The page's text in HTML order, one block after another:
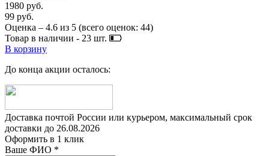
1980 руб.
99 руб.
Оценка – 4.6 из 5 (всего оценок: 44)
Товар в наличии - 23 шт.
В корзину
До конца акции осталось:
Доставка почтой России или курьером, максимальный срок
доставки до 26.08.2026
Оформить в 1 клик
Ваше ФИО *